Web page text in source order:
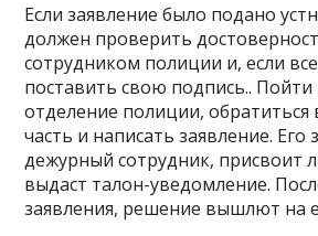
Если заявление было подано
должен проверить
сотрудником полиции и, если
поставить свою подпись..
отделение полиции,
часть и написать заявление. Его
дежурный сотрудник, присвоит
выдаст талон-уведомление.
заявления, решение вышлют на